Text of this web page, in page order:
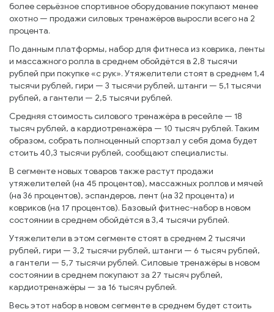
более серьёзное спортивное оборудование покупают менее
охотно — продажи силовых тренажёров выросли всего на 2
процента.
По данным платформы, набор для фитнеса из коврика, ленты
и массажного ролла в среднем обойдётся в 2,8 тысячи
рублей при покупке «с рук». Утяжелители стоят в среднем 1,4
тысячи рублей, гири — 3 тысячи рублей, штанги — 5,1 тысячи
рублей, а гантели — 2,5 тысячи рублей.
Средняя стоимость силового тренажёра в ресейле — 18
тысяч рублей, а кардиотренажёра — 10 тысяч рублей. Таким
образом, собрать полноценный спортзал у себя дома будет
стоить 40,3 тысячи рублей, сообщают специалисты.
В сегменте новых товаров также растут продажи
утяжелителей (на 45 процентов), массажных роллов и мячей
(на 36 процентов), эспандеров, лент (на 32 процента) и
ковриков (на 17 процентов). Базовый фитнес-набор в новом
состоянии в среднем обойдётся в 3,4 тысячи рублей.
Утяжелители в этом сегменте стоят в среднем 2 тысячи
рублей, гири — 3,2 тысячи рублей, штанги — 6 тысяч рублей,
а гантели — 5,7 тысячи рублей. Силовые тренажёры в новом
состоянии в среднем покупают за 27 тысяч рублей,
кардиотренажёры — за 16 тысяч рублей.
Весь этот набор в новом сегменте в среднем будет стоить